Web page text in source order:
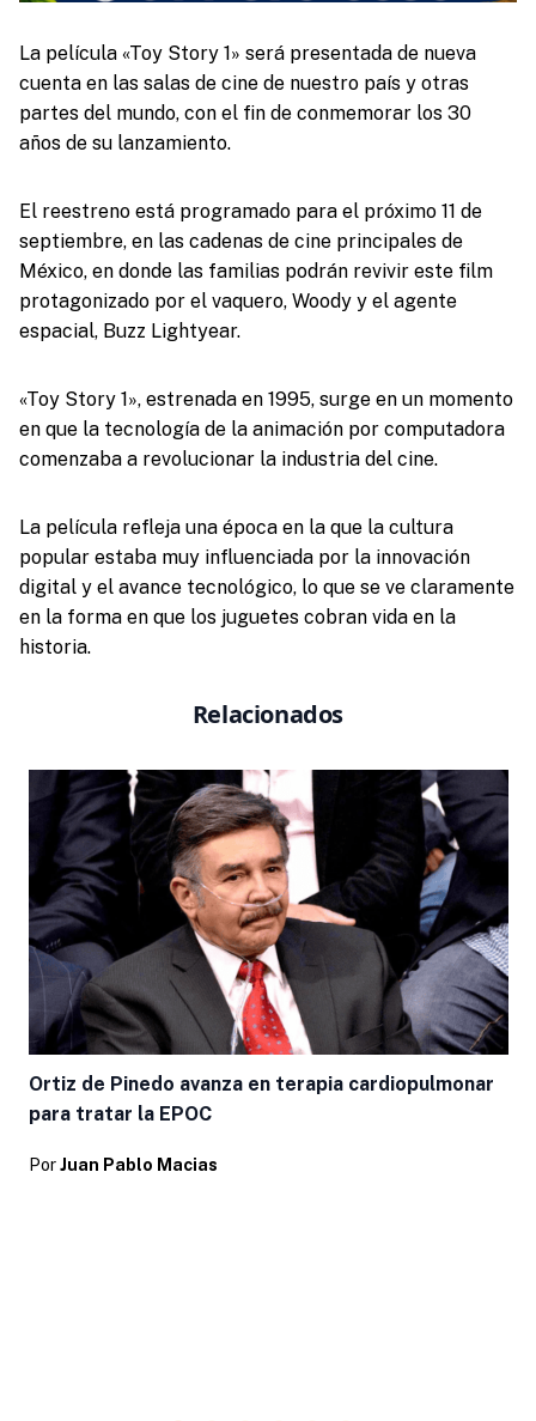
La película «Toy Story 1» será presentada de nueva
cuenta en las salas de cine de nuestro país y otras
partes del mundo, con el fin de conmemorar los 30
años de su lanzamiento.
El reestreno está programado para el próximo 11 de
septiembre, en las cadenas de cine principales de
México, en donde las familias podrán revivir este film
protagonizado por el vaquero, Woody y el agente
espacial, Buzz Lightyear.
«Toy Story 1», estrenada en 1995, surge en un momento
en que la tecnología de la animación por computadora
comenzaba a revolucionar la industria del cine.
La película refleja una época en la que la cultura
popular estaba muy influenciada por la innovación
digital y el avance tecnológico, lo que se ve claramente
en la forma en que los juguetes cobran vida en la
historia.
Relacionados
Ortiz de Pinedo avanza en terapia cardiopulmonar
para tratar la EPOC
Por Juan Pablo Macias